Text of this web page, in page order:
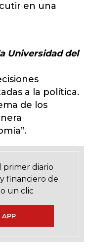
en una
Universidad del
a la política.
de los
primer diario
financiero de
un clic
APP